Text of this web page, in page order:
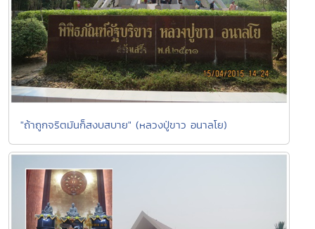
"ถ้าถูกจริตมันก็สงบสบาย" (หลวงปู่ขาว อนาลโย)